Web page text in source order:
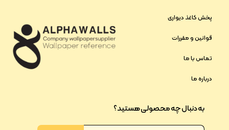
پخش کاغذ دیواری
قوانین و مقررات
تماس با ما
درباره ما
به دنبال چه محصولی هستید؟